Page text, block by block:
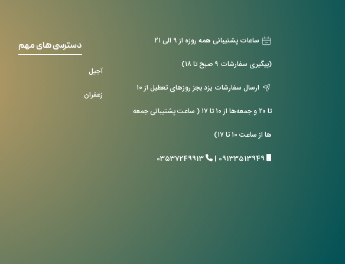
ساعات پشتیبانی همه روزه از ۹ الی ۲۱
(پیگیری سفارشات ۹ صبح تا ۱۸)
ارسال سفارشات یزد بجز روزهای تعطیل از ۱۰
تا ۲۰ و جمعه‌ها از ۱۰ تا ۱۷ ( ساعت پشتیبانی جمعه
ها از ساعت ۱۰ تا ۱۷)
09133513949
03537249913
دسترسی های مهم
آجیل
زعفران